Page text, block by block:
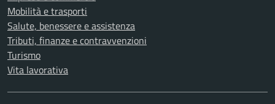
Mobilità e trasporti
Salute, benessere e assistenza
Tributi, finanze e contravvenzioni
Turismo
Vita lavorativa